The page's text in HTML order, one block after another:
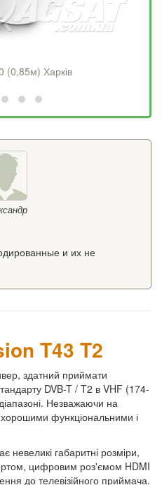
(0,85м) Харків
и их не
T43 T2
здатний приймати
DVB-T / T2 в VHF (174-
Незважаючи на
хорошими функціональними і
невеликі габаритні розміри,
цифровим роз'ємом HDMI
до телевізійного приймача.